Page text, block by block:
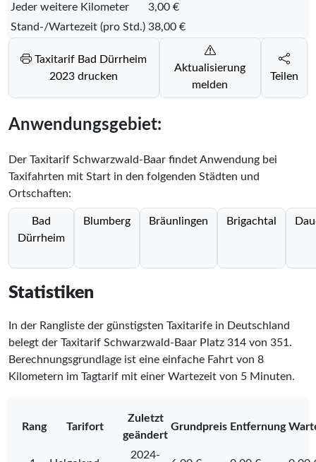
Jeder weitere Kilometer
3,00 €
Stand-/Wartezeit (pro Std.) 38,00 €
Taxitarif Bad Dürrheim
2023 drucken
Aktualisierung
melden
Teilen
Anwendungsgebiet:
Der Taxitarif Schwarzwald-Baar findet Anwendung bei
Taxifahrten mit Start in den folgenden Städten und
Ortschaften:
Bad
Dürrheim
Blumberg Bräunlingen Brigachtal
Statistiken
In der Rangliste der günstigsten Taxitarife in Deutschland
belegt der Taxitarif Schwarzwald-Baar Platz 314 von 351.
Berechnungsgrundlage ist eine einfache Fahrt von 8
Kilometern im Tagtarif mit einer Wartezeit von 5 Minuten.
Rang Tarifort
Zuletzt
geändert
Grundpreis Entfernung
2024-